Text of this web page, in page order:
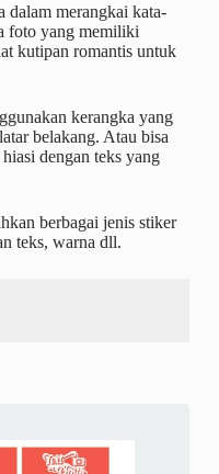
dalam merangkai kata-
foto yang memiliki
kutipan romantis untuk
kerangka yang
belakang. Atau bisa
dengan teks yang
berbagai jenis stiker
teks, warna dll.